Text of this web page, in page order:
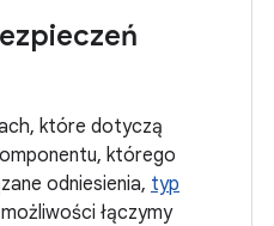
które dotyczą
którego
odniesienia, typ
łączymy